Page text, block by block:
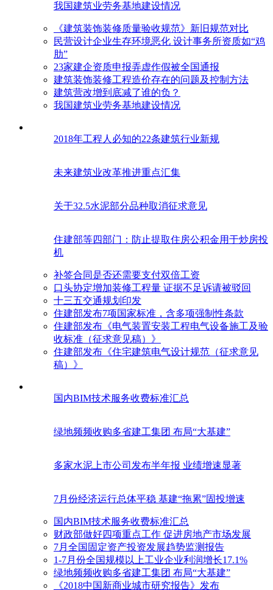
我国建筑业劳务基地建设情况
《建筑装饰装修质量验收规范》新旧规范对比
民营设计企业生存环境恶化 设计事务所资质如“鸡
肋”
23家建企资质申报弄虚作假被全国通报
建筑装饰装修工程造价存在的问题及控制方法
建筑营改增到底减了谁的负？
我国建筑业劳务基地建设情况
2018年工程人必知的22条建筑行业新规
未来建筑业改革推进重点汇集
关于32.5水泥部分品种取消征求意见
住建部等四部门：防止提取住房公积金用于炒房投
机
补签合同是否还需要支付双倍工资
口头协定增加装修工程量 证据不足诉请被驳回
十三五交通规划印发
住建部发布7项国家标准，含多项强制性条款
住建部发布《电气装置安装工程电气设备施工及验
收标准（征求意见稿）》
住建部发布《住宅建筑电气设计规范（征求意见
稿）》
国内BIM技术服务收费标准汇总
绿地频频收购多省建工集团 布局“大基建”
多家水泥上市公司发布半年报 业绩增速显著
7月份经济运行总体平稳 基建“拖累”固投增速
国内BIM技术服务收费标准汇总
财政部做好四项重点工作 促进房地产市场发展
7月全国固定资产投资发展趋势监测报告
1-7月份全国规模以上工业企业利润增长17.1%
绿地频频收购多省建工集团 布局“大基建”
《2018中国新商业城市研究报告》发布